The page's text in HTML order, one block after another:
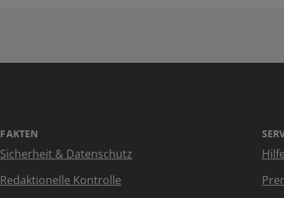
FAKTEN
Sicherheit & Datenschutz
Redaktionelle Kontrolle